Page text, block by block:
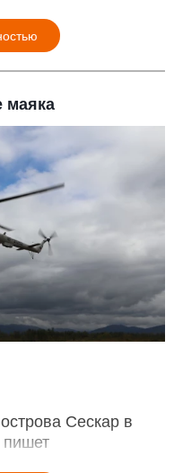
маяка
Сескар в
пишет